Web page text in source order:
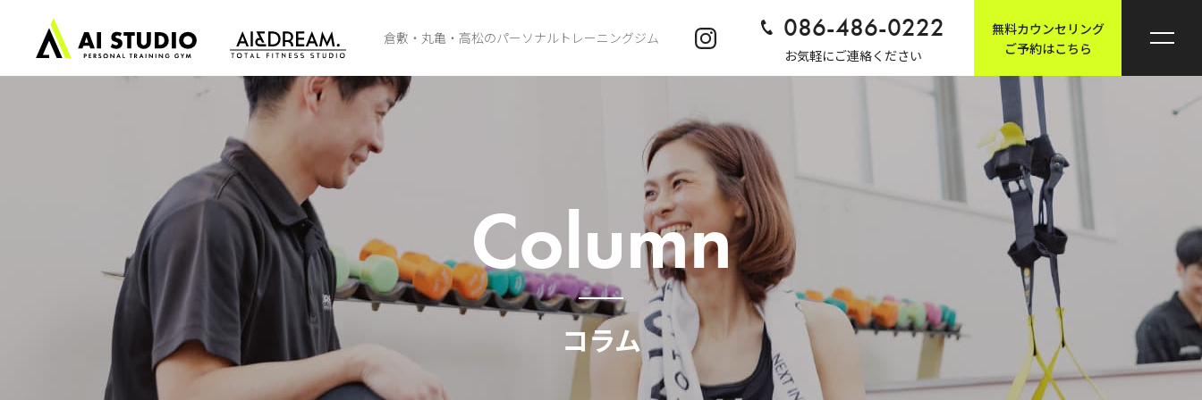
ッ
ー
ジ
倉敷・丸亀・高松のパーソナルトレーニングジム 086-486-0222
お気軽にご連絡ください
無料カウンセリング
ご予約はこちら
Column
コラム